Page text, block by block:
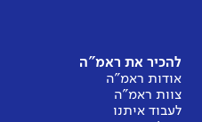
להכיר את ראמ"ה
אודות ראמ"ה
צוות ראמ"ה
לעבוד איתנו